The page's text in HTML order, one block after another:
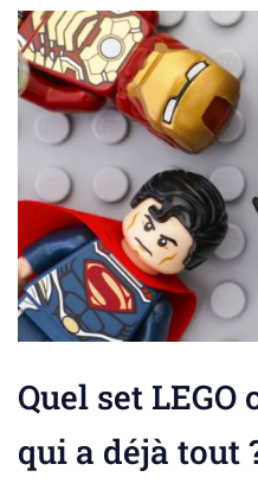
Quel set
qui a déjà tout